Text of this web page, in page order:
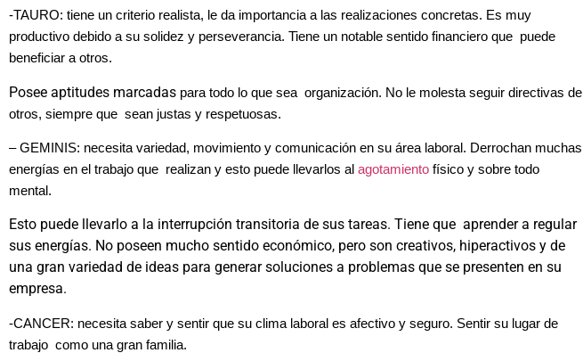
-TAURO: tiene un criterio realista, le da importancia a las realizaciones concretas. Es muy
productivo debido a su solidez y perseverancia. Tiene un notable sentido financiero que puede
beneficiar a otros.
Posee aptitudes marcadas para todo lo que sea organización. No le molesta seguir directivas de
otros, siempre que sean justas y respetuosas.
– GEMINIS: necesita variedad, movimiento y comunicación en su área laboral. Derrochan muchas
energías en el trabajo que realizan y esto puede llevarlos al agotamiento físico y sobre todo
mental.
Esto puede llevarlo a la interrupción transitoria de sus tareas. Tiene que aprender a regular
sus energías. No poseen mucho sentido económico, pero son creativos, hiperactivos y de
una gran variedad de ideas para generar soluciones a problemas que se presenten en su
empresa.
-CANCER: necesita saber y sentir que su clima laboral es afectivo y seguro. Sentir su lugar de
trabajo como una gran familia.